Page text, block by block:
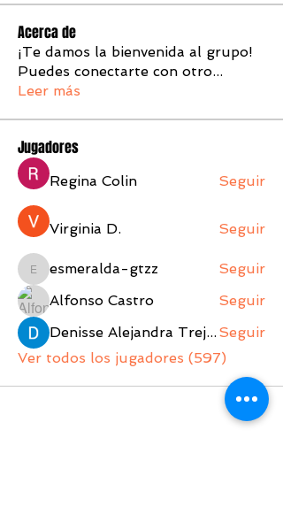
Acerca de
¡Te damos la bienvenida al grupo!
Puedes conectarte con otro...
Leer más
Jugadores
Regina Colin Seguir
Virginia D. Seguir
esmeralda-gtzz
esmeralda-gtzz
Seguir
Alfonso Castro
Seguir
Denisse Alejandra Trejo Lopez Seguir
Ver todos los jugadores (597)